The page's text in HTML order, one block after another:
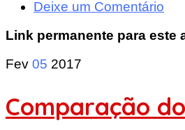
Deixe um Comentário
Link permanente para este
Fev 05 2017
Comparação